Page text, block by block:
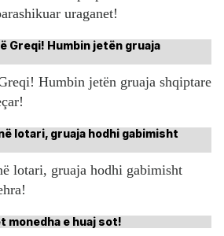
uraganet!
Humbin jetën gruaja shqiptare
lotari, gruaja hodhi gabimisht